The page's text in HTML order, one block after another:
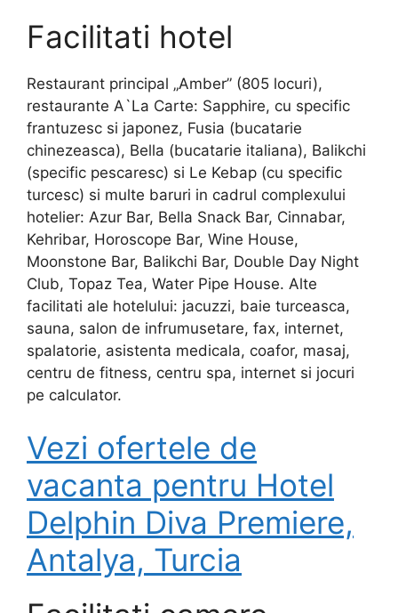
Facilitati hotel
Restaurant principal „Amber” (805 locuri),
restaurante A`La Carte: Sapphire, cu specific
frantuzesc si japonez, Fusia (bucatarie
chinezeasca), Bella (bucatarie italiana), Balikchi
(specific pescaresc) si Le Kebap (cu specific
turcesc) si multe baruri in cadrul complexului
hotelier: Azur Bar, Bella Snack Bar, Cinnabar,
Kehribar, Horoscope Bar, Wine House,
Moonstone Bar, Balikchi Bar, Double Day Night
Club, Topaz Tea, Water Pipe House. Alte
facilitati ale hotelului: jacuzzi, baie turceasca,
sauna, salon de infrumusetare, fax, internet,
spalatorie, asistenta medicala, coafor, masaj,
centru de fitness, centru spa, internet si jocuri
pe calculator.
Vezi ofertele de
vacanta pentru Hotel
Delphin Diva Premiere,
Antalya, Turcia